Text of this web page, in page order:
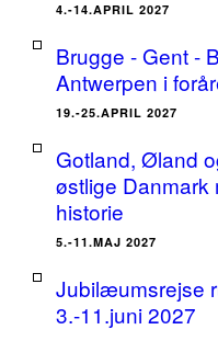
4.-14.APRIL 2027
Brugge - Gent -
Antwerpen i
19.-25.APRIL 2027
Gotland, Øland
østlige Danmark
historie
5.-11.MAJ 2027
Jubilæumsrejse
3.-11.juni 2027